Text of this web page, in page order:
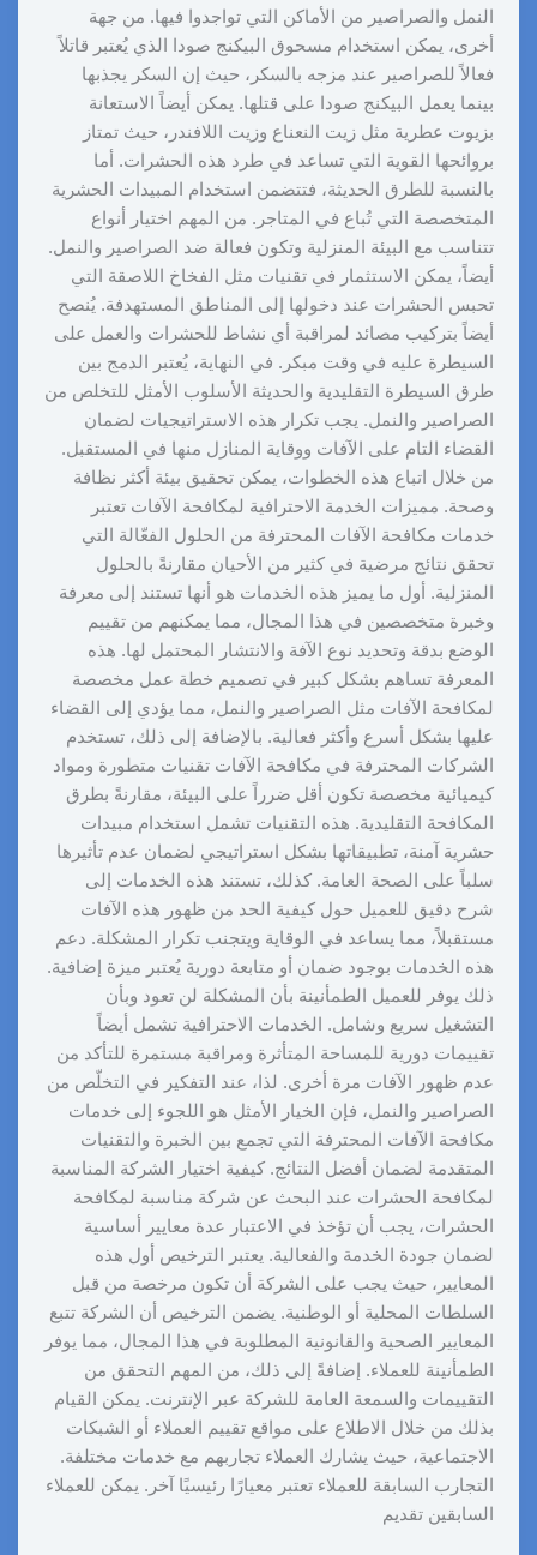
النمل والصراصير من الأماكن التي تواجدوا فيها. من جهة
أخرى، يمكن استخدام مسحوق البيكنج صودا الذي يُعتبر قاتلاً
فعالاً للصراصير عند مزجه بالسكر، حيث إن السكر يجذبها
بينما يعمل البيكنج صودا على قتلها. يمكن أيضاً الاستعانة
بزيوت عطرية مثل زيت النعناع وزيت اللافندر، حيث تمتاز
بروائحها القوية التي تساعد في طرد هذه الحشرات. أما
بالنسبة للطرق الحديثة، فتتضمن استخدام المبيدات الحشرية
المتخصصة التي تُباع في المتاجر. من المهم اختيار أنواع
تتناسب مع البيئة المنزلية وتكون فعالة ضد الصراصير والنمل.
أيضاً، يمكن الاستثمار في تقنيات مثل الفخاخ اللاصقة التي
تحبس الحشرات عند دخولها إلى المناطق المستهدفة. يُنصح
أيضاً بتركيب مصائد لمراقبة أي نشاط للحشرات والعمل على
السيطرة عليه في وقت مبكر. في النهاية، يُعتبر الدمج بين
طرق السيطرة التقليدية والحديثة الأسلوب الأمثل للتخلص من
الصراصير والنمل. يجب تكرار هذه الاستراتيجيات لضمان
القضاء التام على الآفات ووقاية المنازل منها في المستقبل.
من خلال اتباع هذه الخطوات، يمكن تحقيق بيئة أكثر نظافة
وصحة. مميزات الخدمة الاحترافية لمكافحة الآفات تعتبر
خدمات مكافحة الآفات المحترفة من الحلول الفعّالة التي
تحقق نتائج مرضية في كثير من الأحيان مقارنةً بالحلول
المنزلية. أول ما يميز هذه الخدمات هو أنها تستند إلى معرفة
وخبرة متخصصين في هذا المجال، مما يمكنهم من تقييم
الوضع بدقة وتحديد نوع الآفة والانتشار المحتمل لها. هذه
المعرفة تساهم بشكل كبير في تصميم خطة عمل مخصصة
لمكافحة الآفات مثل الصراصير والنمل، مما يؤدي إلى القضاء
عليها بشكل أسرع وأكثر فعالية. بالإضافة إلى ذلك، تستخدم
الشركات المحترفة في مكافحة الآفات تقنيات متطورة ومواد
كيميائية مخصصة تكون أقل ضرراً على البيئة، مقارنةً بطرق
المكافحة التقليدية. هذه التقنيات تشمل استخدام مبيدات
حشرية آمنة، تطبيقاتها بشكل استراتيجي لضمان عدم تأثيرها
سلباً على الصحة العامة. كذلك، تستند هذه الخدمات إلى
شرح دقيق للعميل حول كيفية الحد من ظهور هذه الآفات
مستقبلاً، مما يساعد في الوقاية ويتجنب تكرار المشكلة. دعم
هذه الخدمات بوجود ضمان أو متابعة دورية يُعتبر ميزة إضافية.
ذلك يوفر للعميل الطمأنينة بأن المشكلة لن تعود وبأن
التشغيل سريع وشامل. الخدمات الاحترافية تشمل أيضاً
تقييمات دورية للمساحة المتأثرة ومراقبة مستمرة للتأكد من
عدم ظهور الآفات مرة أخرى. لذا، عند التفكير في التخلّص من
الصراصير والنمل، فإن الخيار الأمثل هو اللجوء إلى خدمات
مكافحة الآفات المحترفة التي تجمع بين الخبرة والتقنيات
المتقدمة لضمان أفضل النتائج. كيفية اختيار الشركة المناسبة
لمكافحة الحشرات عند البحث عن شركة مناسبة لمكافحة
الحشرات، يجب أن تؤخذ في الاعتبار عدة معايير أساسية
لضمان جودة الخدمة والفعالية. يعتبر الترخيص أول هذه
المعايير، حيث يجب على الشركة أن تكون مرخصة من قبل
السلطات المحلية أو الوطنية. يضمن الترخيص أن الشركة تتبع
المعايير الصحية والقانونية المطلوبة في هذا المجال، مما يوفر
الطمأنينة للعملاء. إضافةً إلى ذلك، من المهم التحقق من
التقييمات والسمعة العامة للشركة عبر الإنترنت. يمكن القيام
بذلك من خلال الاطلاع على مواقع تقييم العملاء أو الشبكات
الاجتماعية، حيث يشارك العملاء تجاربهم مع خدمات مختلفة.
التجارب السابقة للعملاء تعتبر معيارًا رئيسيًا آخر. يمكن للعملاء
السابقين تقديم